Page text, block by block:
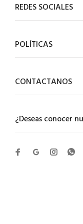
¿Deseas conocer
REDES SOCIALES
POLÍTICAS
CONTACTANOS